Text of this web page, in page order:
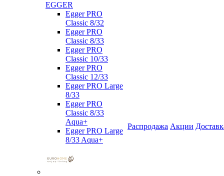
EGGER
Egger PRO
Classic 8/32
Egger PRO
Classic 8/33
Egger PRO
Classic 10/33
Egger PRO
Classic 12/33
Egger PRO Large
8/33
Egger PRO
Classic 8/33
Aqua+
Egger PRO Large
8/33 Aqua+
Распродажа Акции